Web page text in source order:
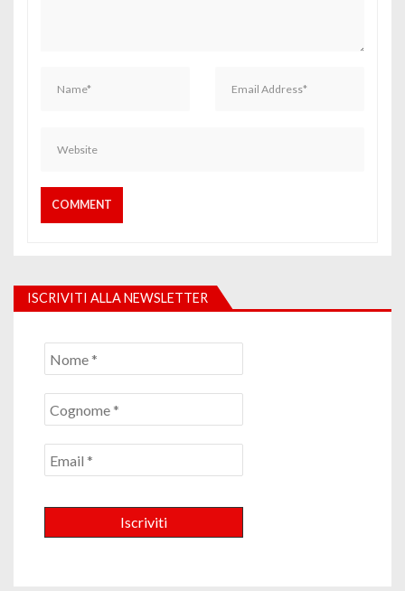
ISCRIVITI ALLA NEWSLETTER